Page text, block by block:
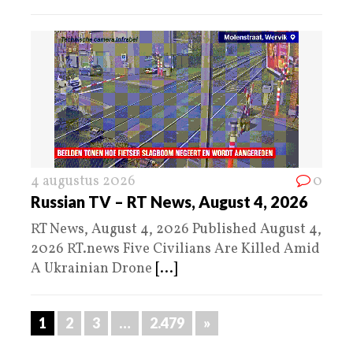
4 augustus 2026 0
Russian TV – RT News, August 4, 2026
RT News, August 4, 2026 Published August 4,
2026 RT.news Five Civilians Are Killed Amid
A Ukrainian Drone [...]
1 2 3 … 2.479 »